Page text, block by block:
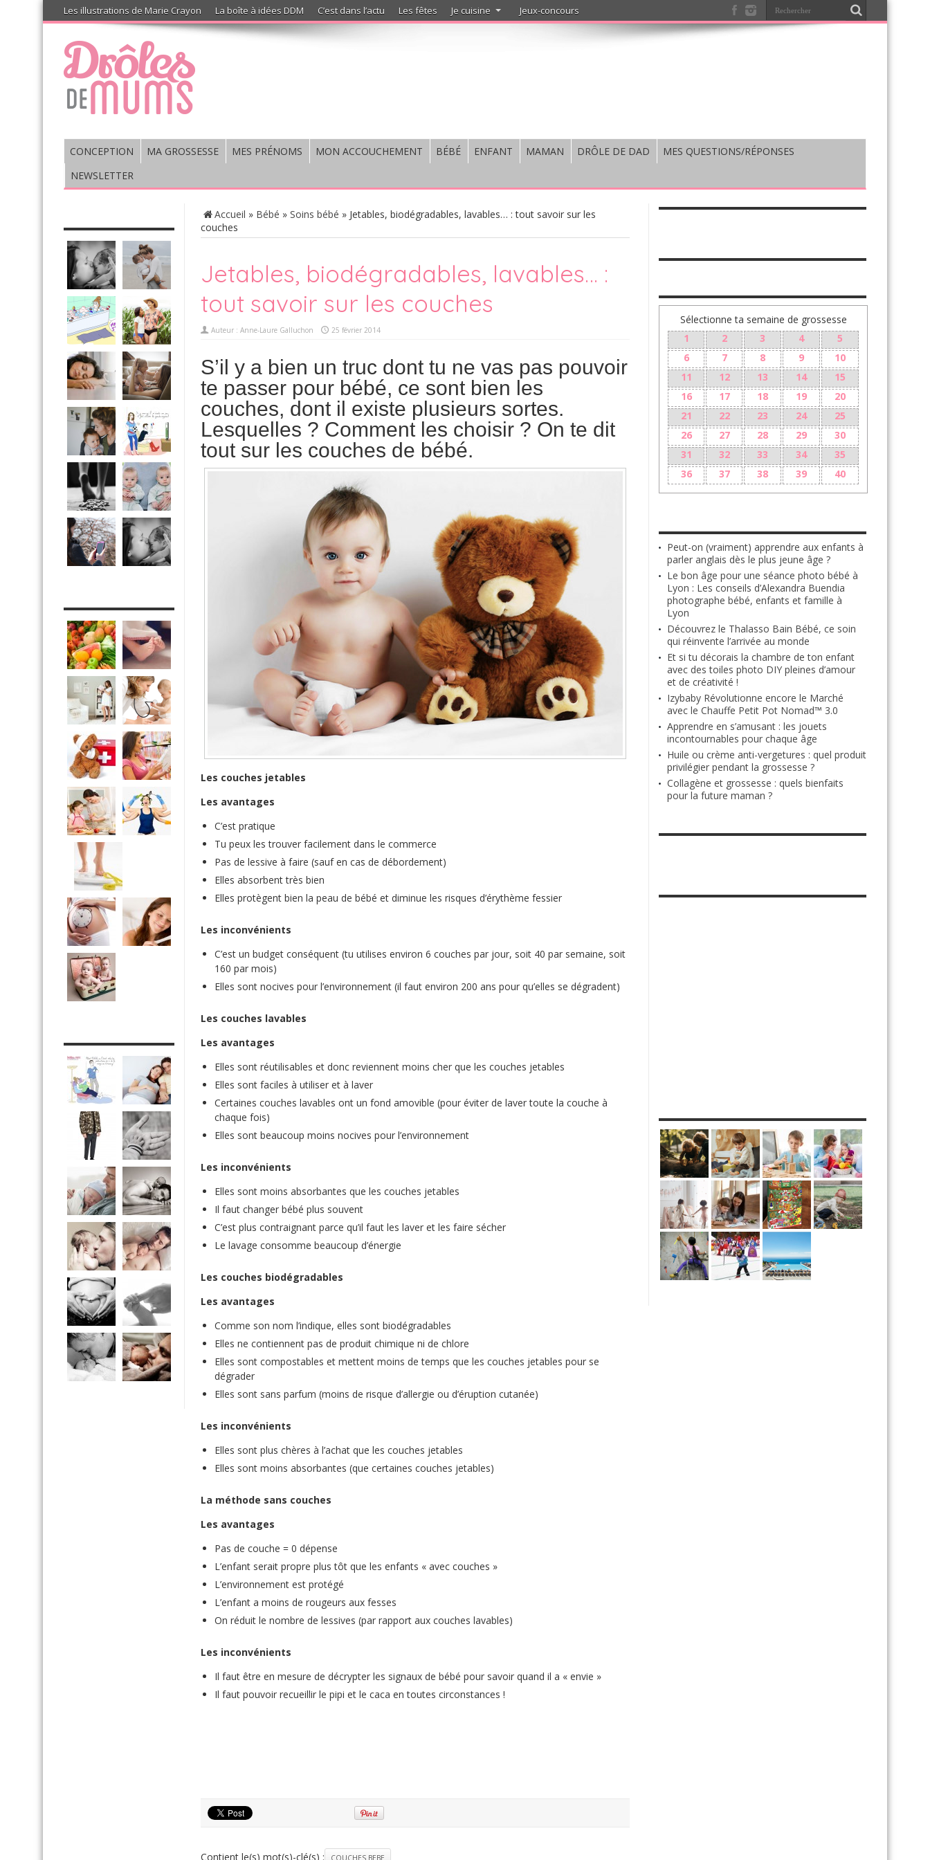
Les illustrations de Marie Crayon La boîte à idées DDM C’est dans l’actu Les fêtes Je cuisine Jeux-concours
CONCEPTION MA GROSSESSE MES PRÉNOMS MON ACCOUCHEMENT BÉBÉ ENFANT MAMAN DRÔLE DE DAD
MES QUESTIONS/RÉPONSES
NEWSLETTER
Accueil » Bébé » Soins bébé » Jetables, biodégradables, lavables… : tout savoir sur les
couches
Jetables, biodégradables, lavables… :
tout savoir sur les couches
Auteur : Anne-Laure Galluchon 25 février 2014
S’il y a bien un truc dont tu ne vas pas pouvoir
te passer pour bébé, ce sont bien les
couches, dont il existe plusieurs sortes.
Lesquelles ? Comment les choisir ? On te dit
tout sur les couches de bébé.
Les couches jetables
Les avantages
C’est pratique
Tu peux les trouver facilement dans le commerce
Pas de lessive à faire (sauf en cas de débordement)
Elles absorbent très bien
Elles protègent bien la peau de bébé et diminue les risques d’érythème fessier
Les inconvénients
C’est un budget conséquent (tu utilises environ 6 couches par jour, soit 40 par semaine, soit
160 par mois)
Elles sont nocives pour l’environnement (il faut environ 200 ans pour qu’elles se dégradent)
Les couches lavables
Les avantages
Elles sont réutilisables et donc reviennent moins cher que les couches jetables
Elles sont faciles à utiliser et à laver
Certaines couches lavables ont un fond amovible (pour éviter de laver toute la couche à
chaque fois)
Elles sont beaucoup moins nocives pour l’environnement
Les inconvénients
Elles sont moins absorbantes que les couches jetables
Il faut changer bébé plus souvent
C’est plus contraignant parce qu’il faut les laver et les faire sécher
Le lavage consomme beaucoup d’énergie
Les couches biodégradables
Les avantages
Comme son nom l’indique, elles sont biodégradables
Elles ne contiennent pas de produit chimique ni de chlore
Elles sont compostables et mettent moins de temps que les couches jetables pour se
dégrader
Elles sont sans parfum (moins de risque d’allergie ou d’éruption cutanée)
Les inconvénients
Elles sont plus chères à l’achat que les couches jetables
Elles sont moins absorbantes (que certaines couches jetables)
La méthode sans couches
Les avantages
Pas de couche = 0 dépense
L’enfant serait propre plus tôt que les enfants « avec couches »
L’environnement est protégé
L’enfant a moins de rougeurs aux fesses
On réduit le nombre de lessives (par rapport aux couches lavables)
Les inconvénients
Il faut être en mesure de décrypter les signaux de bébé pour savoir quand il a « envie »
Il faut pouvoir recueillir le pipi et le caca en toutes circonstances !
Contient le(s) mot(s)-clé(s) : COUCHES BEBE
Sélectionne ta semaine de grossesse
1
2 3 4
5
6
7 8 9
10
11
12 13 14
15
16
17 18 19
20
21
22 23 24
25
26
27 28 29
30
31
32 33 34
35
36
37 38 39 40
Peut-on (vraiment) apprendre aux enfants à
parler anglais dès le plus jeune âge ?
Le bon âge pour une séance photo bébé à
Lyon : Les conseils d’Alexandra Buendia
photographe bébé, enfants et famille à
Lyon
Découvrez le Thalasso Bain Bébé, ce soin
qui réinvente l’arrivée au monde
Et si tu décorais la chambre de ton enfant
avec des toiles photo DIY pleines d’amour
et de créativité !
Izybaby Révolutionne encore le Marché
avec le Chauffe Petit Pot Nomad™ 3.0
Apprendre en s’amusant : les jouets
incontournables pour chaque âge
Huile ou crème anti-vergetures : quel produit
privilégier pendant la grossesse ?
Collagène et grossesse : quels bienfaits
pour la future maman ?